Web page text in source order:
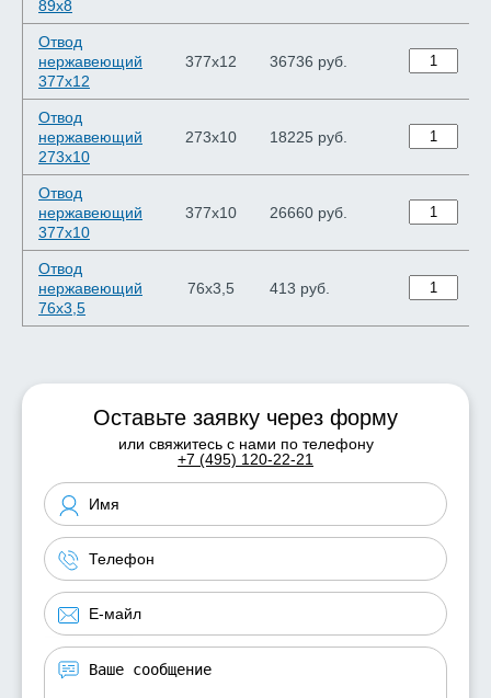
89х8
Отвод
нержавеющий
377х12
377х12 36736 руб.
Отвод
нержавеющий
273х10
273х10 18225 руб.
Отвод
нержавеющий
377х10
377х10 26660 руб.
Отвод
нержавеющий
76х3,5
76х3,5 413 руб.
Оставьте заявку через форму
или свяжитесь с нами по телефону
+7 (495) 120-22-21